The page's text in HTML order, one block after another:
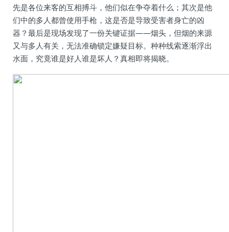
先是各位来客的互相搏斗，他们似在争夺着什么；其次是他
们中的多人都曾使用手枪，这是否是导致受害者身亡的凶
器？最后是现场发现了一份关键证据——烟头，但烟的来源
又与多人有关，无法准确锁定嫌疑目标。种种线索逐渐浮出
水面，究竟谁是好人谁是坏人？真相即将揭晓。